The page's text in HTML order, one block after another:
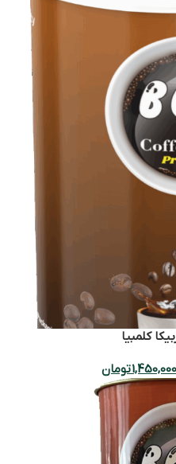
کلمبیا
1,450,000تومان